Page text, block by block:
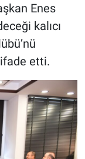
Enes
kalıcı
etti.